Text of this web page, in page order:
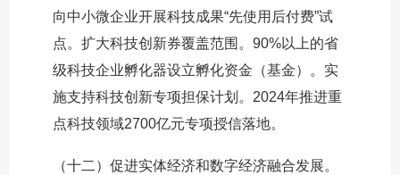
向中小微企业开展科技成果“先使用后付费”试
点。扩大科技创新券覆盖范围。90%以上的省
级科技企业孵化器设立孵化资金（基金）。实
施支持科技创新专项担保计划。2024年推进重
点科技领域2700亿元专项授信落地。
（十二）促进实体经济和数字经济融合发展。